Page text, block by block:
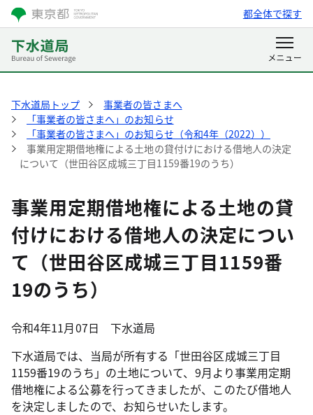
都全体で探す
下水道局トップ
事業者の皆さまへ
「事業者の皆さまへ」のお知らせ
「事業者の皆さまへ」のお知らせ（令和4年（2022））
事業用定期借地権による土地の貸付けにおける借地人の決定
について（世田谷区成城三丁目1159番19のうち）
事業用定期借地権による土地の貸
付けにおける借地人の決定につい
て（世田谷区成城三丁目1159番
19のうち）
令和4年11月07日
下水道局
下水道局では、当局が所有する「世田谷区成城三丁目
1159番19のうち」の土地について、9月より事業用定期
借地権による公募を行ってきましたが、このたび借地人
を決定しましたので、お知らせいたします。